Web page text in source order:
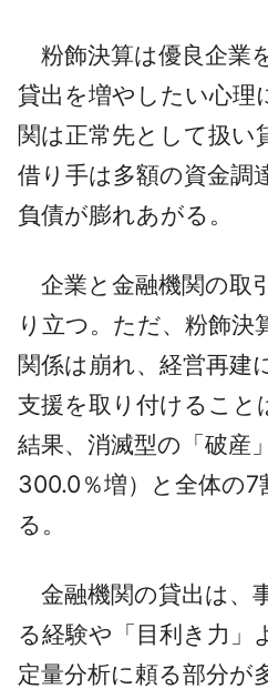
粉飾決算は優良企業
貸出を増やしたい心理
関は正常先として扱い
借り手は多額の資金調
負債が膨れあがる。
企業と金融機関の取
り立つ。ただ、粉飾決
関係は崩れ、経営再建
支援を取り付けること
結果、消滅型の「破産
300.0％増）と全体の7
る。
金融機関の貸出は、
る経験や「目利き力」
定量分析に頼る部分が